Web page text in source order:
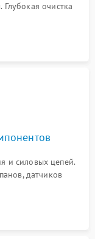
Глубокая очистка
и накипи.
с использованием
и силовых цепей.
датчиков
износа
гидросистемы